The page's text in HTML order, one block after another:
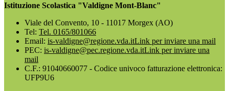
Istituzione Scolastica "Valdigne Mont-Blanc"
Viale del Convento, 10 - 11017 Morgex (AO)
Tel: Tel. 0165/801066
Email: is-valdigne@regione.vda.itLink per inviare una mail
PEC: is-valdigne@pec.regione.vda.itLink per inviare una
mail
C.F.: 91040660077 - Codice univoco fatturazione elettronica:
UFP9U6